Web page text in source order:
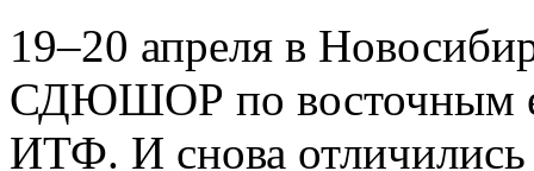
19–20 апреля в
СДЮШОР по восточным
ИТФ. И снова